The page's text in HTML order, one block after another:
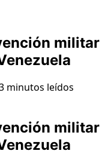
militar
minutos leídos
militar